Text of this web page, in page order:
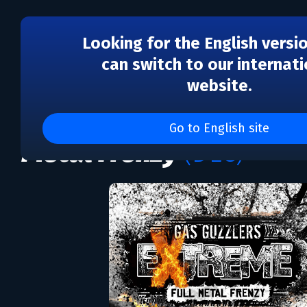
Looking for the English
can switch to our
website.
Go to English site
Gas Guzzlers Extreme:
Metal Frenzy(DLC)
DLC